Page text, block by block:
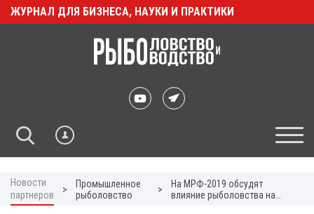
ЖУРНАЛ ДЛЯ БИЗНЕСА, НАУКИ И ПРАКТИКИ
Новости
партнеров
>
Промышленное
рыболовство
>
На МРФ-2019 обсудят
влияние рыболовства на